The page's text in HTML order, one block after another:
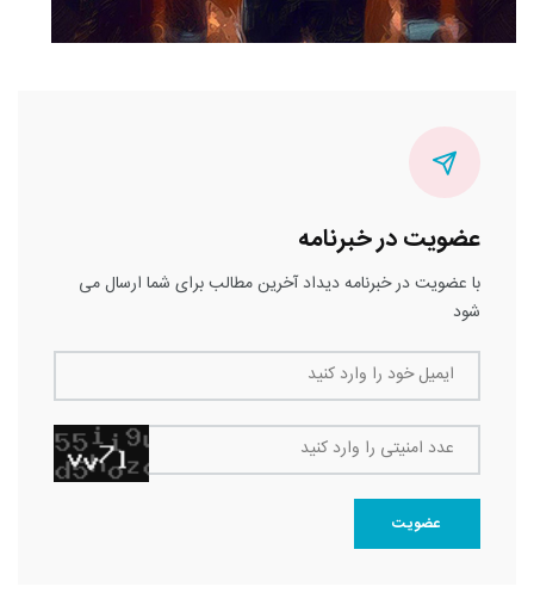
عضویت در خبرنامه
با عضویت در خبرنامه دیداد آخرین مطالب برای شما ارسال می
شود
ایمیل خود را وارد کنید
عدد امنیتی را وارد کنید
عضویت